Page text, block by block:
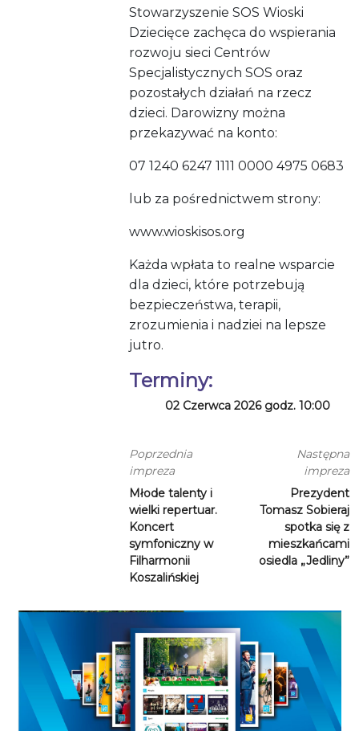
Stowarzyszenie SOS Wioski
Dziecięce zachęca do wspierania
rozwoju sieci Centrów
Specjalistycznych SOS oraz
pozostałych działań na rzecz
dzieci. Darowizny można
przekazywać na konto:
07 1240 6247 1111 0000 4975 0683
lub za pośrednictwem strony:
www.wioskisos.org
Każda wpłata to realne wsparcie
dla dzieci, które potrzebują
bezpieczeństwa, terapii,
zrozumienia i nadziei na lepsze
jutro.
Terminy:
02 Czerwca 2026 godz. 10:00
Poprzednia
impreza
Młode talenty i
wielki repertuar.
Koncert
symfoniczny w
Filharmonii
Koszalińskiej
Następna
impreza
Prezydent
Tomasz Sobieraj
spotka się z
mieszkańcami
osiedla „Jedliny”